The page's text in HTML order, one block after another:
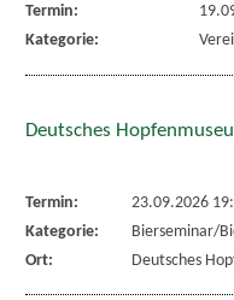
Termin:
Kategorie:
Deutsches
Termin:
23.09.2026
Kategorie:
Bierseminar/
Ort:
Deutsches